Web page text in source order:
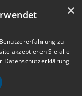
Registrieren
e
n
ü
×
zu
akzeptieren Sie alle
Datenschutzerklärung